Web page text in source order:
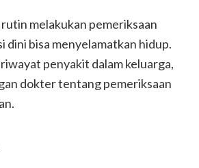
melakukan pemeriksaan
dini bisa menyelamatkan hidup.
penyakit dalam keluarga,
dokter tentang pemeriksaan